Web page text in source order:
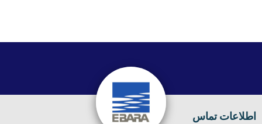
اطلاعات تماس